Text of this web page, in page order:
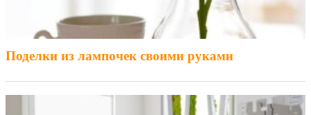
Поделки из лампочек своими руками